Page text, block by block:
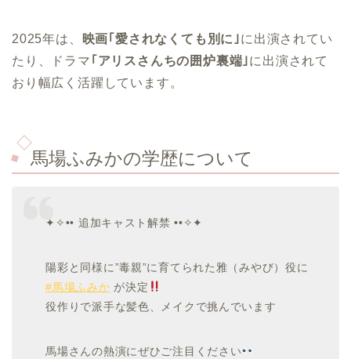
2025年は、 映画｢愛されなくても別に｣ に出演されてい
たり、ドラマ ｢アリスさんちの囲炉裏端｣ に出演されて
おり幅広く活躍しています。
馬場ふみかの学歴について
✦✧•• 追加キャスト解禁 ••✧✦
陽彩と同様に”毒親”に育てられた雅（みやび）役に
#馬場ふみか が決定
役作りで派手な髪色、メイクで挑んでいます
馬場さんの熱演にぜひご注目ください